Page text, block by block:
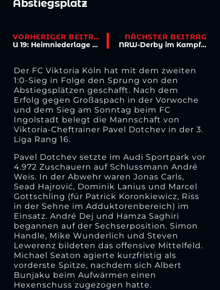
Abstiegsplatz
VORHERIGER BEITRAG
U 19: Heimniederlage gegen Düsseldorf
NÄCHSTER BEITRAG
NRW-Derby im Kampf um den Klassenerhalt
Der FC Viktoria Köln hat mit dem zweiten
1:0-Sieg in Folge den Sprung von den
Abstiegsplätzen geschafft. Nach dem
Erfolg gegen Großaspach in der Vorwoche
und dem Sieg am Sonntag beim FC
Ingolstadt belegt die Mannschaft von
Viktoria-Cheftrainer Pavel Dotchev in der 3.
Liga Rang 16.
Pavel Dotchev setzte im Audi Sportpark vor
4.972 Zuschauern auf Schlussmann André
Weis. In der Abwehr waren Jonas Carls,
Sead Hajrović, Dominik Lanius und Marcel
Gottschling (für Patrick Koronkiewicz, Riss
in der Sehne im Adduktorenbereich) im
Einsatz. André Dej und Hamza Saghiri
begannen auf der Sechserposition. Simon
Handle, Mike Wunderlich und Steven
Lewerenz bildeten das offensive Mittelfeld.
Michael Seaton agierte kurzfristig als
vorderste Spitze, nachdem sich Albert
Bunjaku beim Aufwärmen einen
Hexenschuss zugezogen hatte.